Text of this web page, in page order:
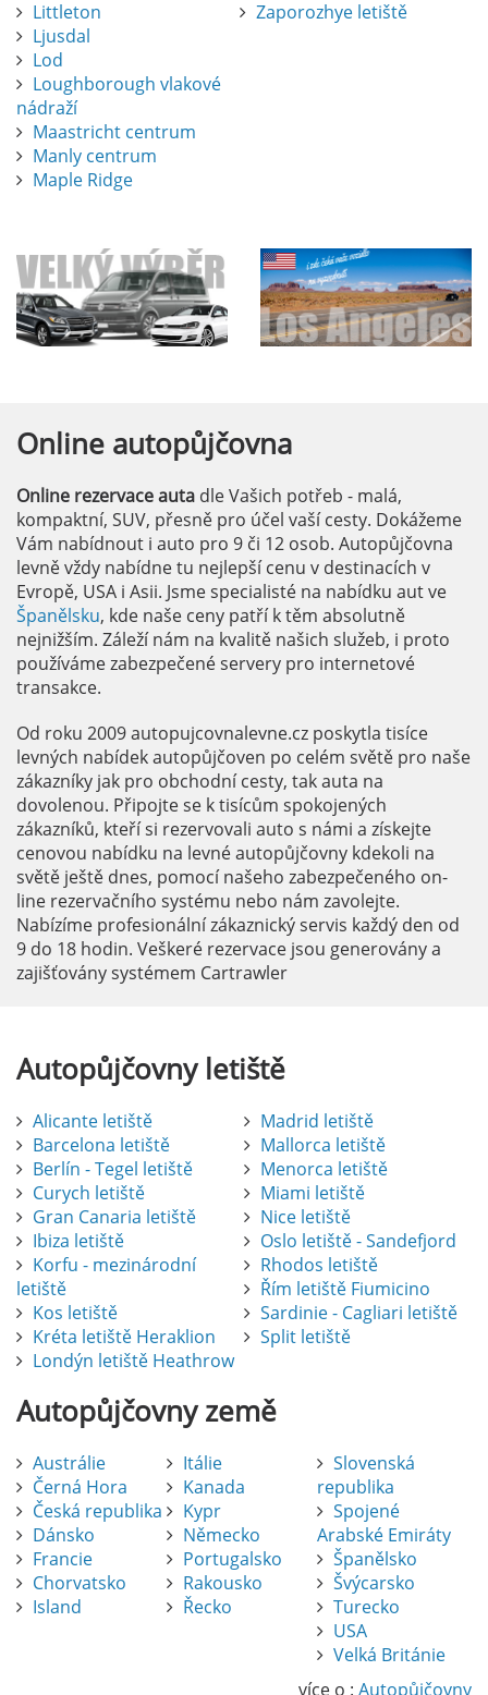
Littleton
Ljusdal
Lod
Loughborough vlakové
nádraží
Maastricht centrum
Manly centrum
Maple Ridge
Zaporozhye letiště
Online autopůjčovna
Online rezervace auta dle Vašich potřeb - malá,
kompaktní, SUV, přesně pro účel vaší cesty. Dokážeme
Vám nabídnout i auto pro 9 či 12 osob. Autopůjčovna
levně vždy nabídne tu nejlepší cenu v destinacích v
Evropě, USA i Asii. Jsme specialisté na nabídku aut ve
Španělsku, kde naše ceny patří k těm absolutně
nejnižším. Záleží nám na kvalitě našich služeb, i proto
používáme zabezpečené servery pro internetové
transakce.
Od roku 2009 autopujcovnalevne.cz poskytla tisíce
levných nabídek autopůjčoven po celém světě pro naše
zákazníky jak pro obchodní cesty, tak auta na
dovolenou. Připojte se k tisícům spokojených
zákazníků, kteří si rezervovali auto s námi a získejte
cenovou nabídku na levné autopůjčovny kdekoli na
světě ještě dnes, pomocí našeho zabezpečeného on-
line rezervačního systému nebo nám zavolejte.
Nabízíme profesionální zákaznický servis každý den od
9 do 18 hodin. Veškeré rezervace jsou generovány a
zajišťovány systémem Cartrawler
Autopůjčovnyletiště
Alicante letiště
Barcelona letiště
Berlín - Tegel letiště
Curych letiště
Gran Canaria letiště
Ibiza letiště
Korfu - mezinárodní
letiště
Kos letiště
Kréta letiště Heraklion
Londýn letiště Heathrow
Madrid letiště
Mallorca letiště
Menorca letiště
Miami letiště
Nice letiště
Oslo letiště - Sandefjord
Rhodos letiště
Řím letiště Fiumicino
Sardinie - Cagliari letiště
Split letiště
Autopůjčovnyzemě
Austrálie
Černá Hora
Česká republika
Dánsko
Francie
Chorvatsko
Island
Itálie
Kanada
Kypr
Německo
Portugalsko
Rakousko
Řecko
Slovenská
republika
Spojené
Arabské Emiráty
Španělsko
Švýcarsko
Turecko
USA
Velká Británie
více o : Autopůjčovny
Pronájem auta na letišti Alicante
Půjčení auta na letišti v Alicante je výborný
způsob, jak pohodlně objevovat město i jeho